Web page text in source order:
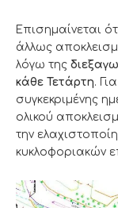
Επισημαίνεται
άλλως
λόγω της
κάθε Τετάρτη.
συγκεκριμένης
ολικού
την
κυκλοφοριακών